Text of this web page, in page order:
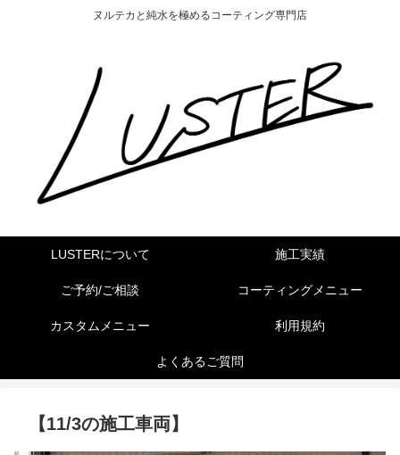
ヌルテカと純水を極めるコーティング専門店
LUSTERについて 施工実績
ご予約/ご相談 コーティングメニュー
カスタムメニュー 利用規約
よくあるご質問
【11/3の施工車両】